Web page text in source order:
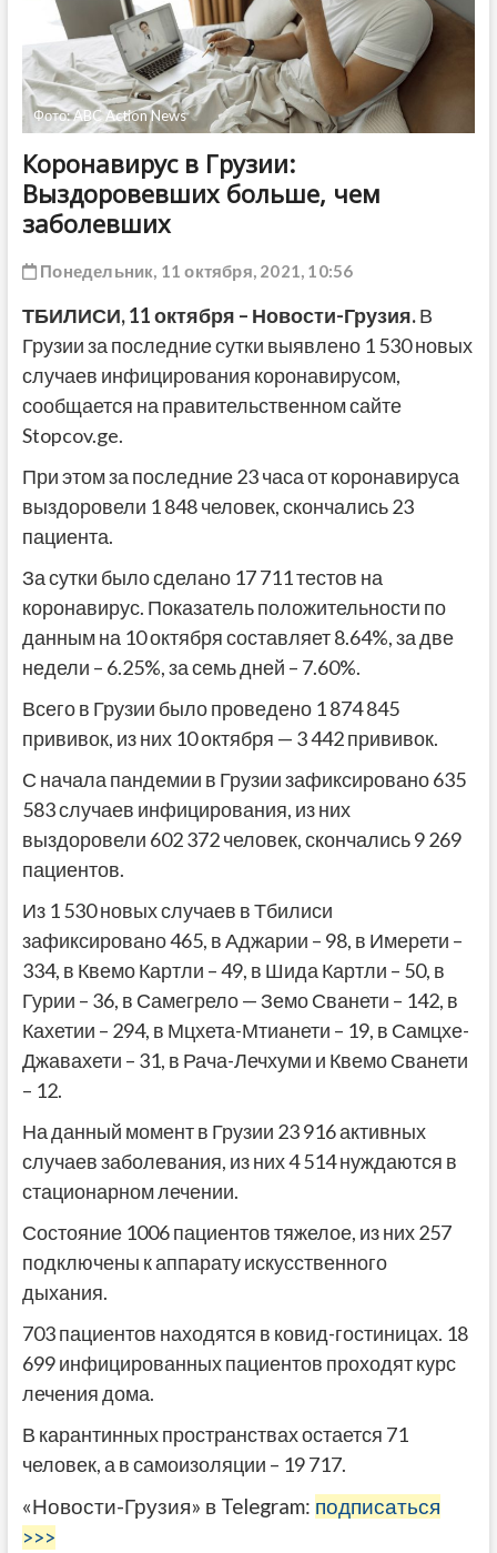
Фото: ABC Action News
Коронавирус в Грузии:
Выздоровевших больше, чем
заболевших
Понедельник, 11 октября, 2021, 10:56
ТБИЛИСИ,11 октября – Новости-Грузия.В
Грузии за последние сутки выявлено 1 530 новых
случаев инфицирования коронавирусом,
сообщается на правительственном сайте
Stopcov.ge.
При этом за последние 23 часа от коронавируса
выздоровели 1 848 человек, скончались 23
пациента.
За сутки было сделано 17 711 тестов на
коронавирус. Показатель положительности по
данным на 10 октября составляет 8.64%, за две
недели – 6.25%, за семь дней – 7.60%.
Всего в Грузии было проведено 1 874 845
прививок, из них 10 октября — 3 442 прививок.
С начала пандемии в Грузии зафиксировано 635
583 случаев инфицирования, из них
выздоровели 602 372 человек, скончались 9 269
пациентов.
Из 1 530 новых случаев в Тбилиси
зафиксировано 465, в Аджарии – 98, в Имерети –
334, в Квемо Картли – 49, в Шида Картли – 50, в
Гурии – 36, в Самегрело — Земо Сванети – 142, в
Кахетии – 294, в Мцхета-Мтианети – 19, в Самцхе-
Джавахети – 31, в Рача-Лечхуми и Квемо Сванети
– 12.
На данный момент в Грузии 23 916 активных
случаев заболевания, из них 4 514 нуждаются в
стационарном лечении.
Состояние 1006 пациентов тяжелое, из них 257
подключены к аппарату искусственного
дыхания.
703 пациентов находятся в ковид-гостиницах. 18
699 инфицированных пациентов проходят курс
лечения дома.
В карантинных пространствах остается 71
человек, а в самоизоляции – 19 717.
«Новости-Грузия» в Telegram: подписаться
>>>